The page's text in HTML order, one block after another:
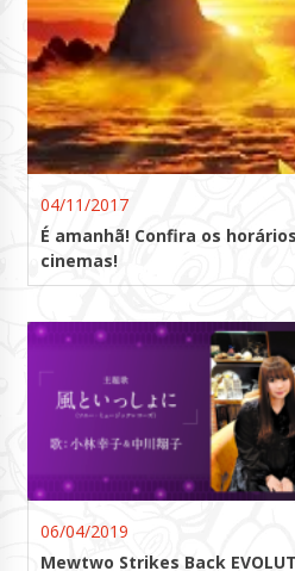
04/11/2017
É amanhã! Confira os
cinemas!
06/04/2019
Mewtwo Strikes Back